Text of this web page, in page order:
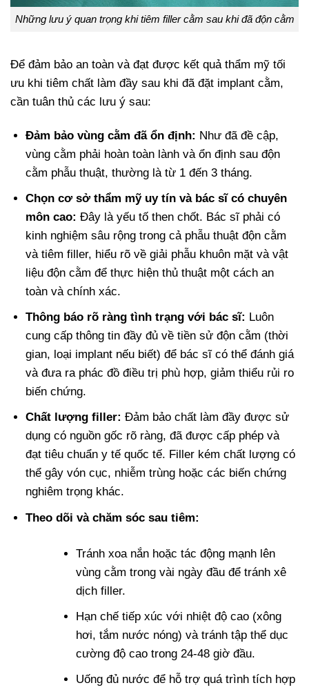
Những lưu ý quan trọng khi tiêm filler cằm sau khi đã độn cằm
Để đảm bảo an toàn và đạt được kết quả thẩm mỹ tối
ưu khi tiêm chất làm đầy sau khi đã đặt implant cằm,
cần tuân thủ các lưu ý sau:
Đảm bảo vùng cằm đã ổn định: Như đã đề cập,
vùng cằm phải hoàn toàn lành và ổn định sau độn
cằm phẫu thuật, thường là từ 1 đến 3 tháng.
Chọn cơ sở thẩm mỹ uy tín và bác sĩ có chuyên
môn cao: Đây là yếu tố then chốt. Bác sĩ phải có
kinh nghiệm sâu rộng trong cả phẫu thuật độn cằm
và tiêm filler, hiểu rõ về giải phẫu khuôn mặt và vật
liệu độn cằm để thực hiện thủ thuật một cách an
toàn và chính xác.
Thông báo rõ ràng tình trạng với bác sĩ: Luôn
cung cấp thông tin đầy đủ về tiền sử độn cằm (thời
gian, loại implant nếu biết) để bác sĩ có thể đánh giá
và đưa ra phác đồ điều trị phù hợp, giảm thiểu rủi ro
biến chứng.
Chất lượng filler: Đảm bảo chất làm đầy được sử
dụng có nguồn gốc rõ ràng, đã được cấp phép và
đạt tiêu chuẩn y tế quốc tế. Filler kém chất lượng có
thể gây vón cục, nhiễm trùng hoặc các biến chứng
nghiêm trọng khác.
Theo dõi và chăm sóc sau tiêm:
Tránh xoa nắn hoặc tác động mạnh lên
vùng cằm trong vài ngày đầu để tránh xê
dịch filler.
Hạn chế tiếp xúc với nhiệt độ cao (xông
hơi, tắm nước nóng) và tránh tập thể dục
cường độ cao trong 24-48 giờ đầu.
Uống đủ nước để hỗ trợ quá trình tích hợp